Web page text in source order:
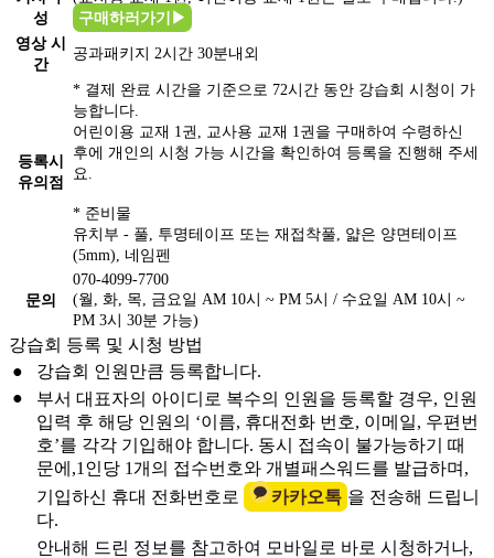
성
구매하러가기▶
영상 시
간
공과패키지 2시간 30분내외
등록시
유의점
* 결제 완료 시간을 기준으로 72시간 동안 강습회 시청이 가
능합니다.
어린이용 교재 1권, 교사용 교재 1권을 구매하여 수령하신
후에 개인의 시청 가능 시간을 확인하여 등록을 진행해 주세
요.
* 준비물
유치부 - 풀, 투명테이프 또는 재접착풀, 얇은 양면테이프
(5mm), 네임펜
문의
070-4099-7700
(월, 화, 목, 금요일 AM 10시 ~ PM 5시 / 수요일 AM 10시 ~
PM 3시 30분 가능)
강습회 등록 및 시청 방법
●
강습회 인원만큼 등록합니다.
●
부서 대표자의 아이디로 복수의 인원을 등록할 경우, 인원
입력 후 해당 인원의 ‘이름, 휴대전화 번호, 이메일, 우편번
호’를 각각 기입해야 합니다. 동시 접속이 불가능하기 때
문에,1인당 1개의 접수번호와 개별패스워드를 발급하며,
기입하신 휴대 전화번호로
카카오톡 을 전송해 드립니
다.
안내해 드린 정보를 참고하여 모바일 로 바로 시청하거나,